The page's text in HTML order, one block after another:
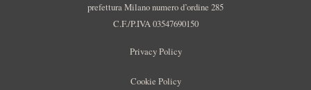
prefettura Milano numero d’ordine 285
C.F./P.IVA 03547690150
Privacy Policy
Cookie Policy